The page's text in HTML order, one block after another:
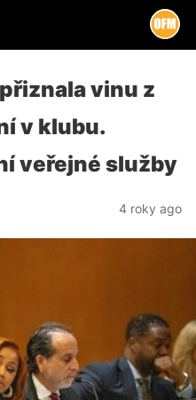
vinu z
v klubu.
veřejné služby
4 roky ago